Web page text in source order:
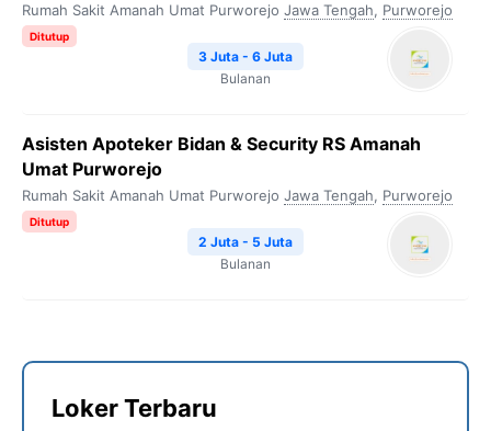
Rumah Sakit Amanah Umat Purworejo Jawa Tengah, Purworejo
Ditutup
3 Juta - 6 Juta
Bulanan
Asisten Apoteker Bidan & Security RS Amanah
Umat Purworejo
Rumah Sakit Amanah Umat Purworejo Jawa Tengah, Purworejo
Ditutup
2 Juta - 5 Juta
Bulanan
Loker Terbaru